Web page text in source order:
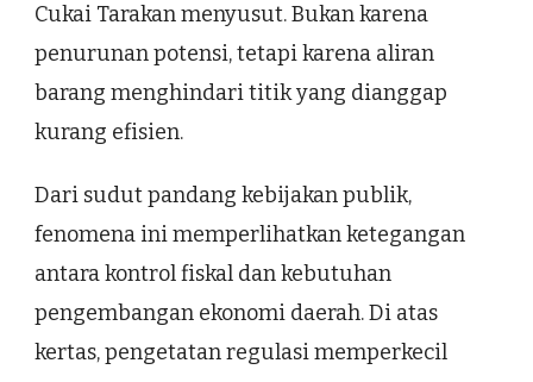
Cukai Tarakan menyusut. Bukan karena
penurunan potensi, tetapi karena aliran
barang menghindari titik yang dianggap
kurang efisien.
Dari sudut pandang kebijakan publik,
fenomena ini memperlihatkan ketegangan
antara kontrol fiskal dan kebutuhan
pengembangan ekonomi daerah. Di atas
kertas, pengetatan regulasi memperkecil